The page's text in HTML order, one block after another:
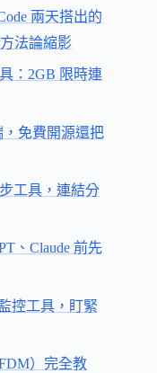
兩天搭出的
法論縮影
：2GB 限時連
，免費開源還把
工具，連結分
、Claude 前先
控工具，盯緊
）完全教